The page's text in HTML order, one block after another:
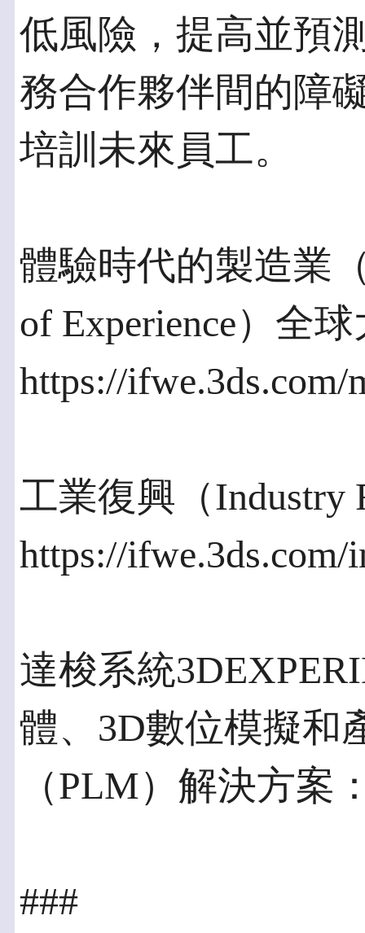
低風險，提高並預
務合作夥伴間的障
培訓未來員工。
體驗時代的製造業
of Experience）全
https://ifwe.3ds.com/
工業復興（Industry
https://ifwe.3ds.com/
達梭系統
體、3D數位模擬和
（PLM）解決方案
###